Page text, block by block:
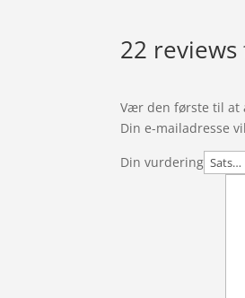
22
Vær den første til at
Din e-mailadresse
Din vurdering